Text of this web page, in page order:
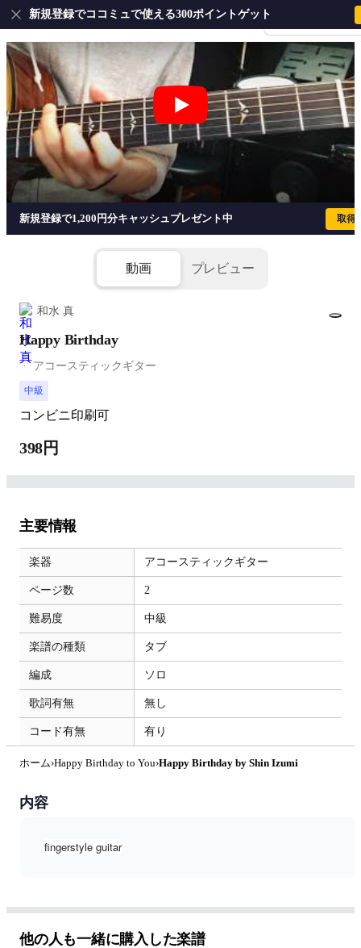
会員登録・ログイ
新規登録でココミュで使える300ポイントゲット
Happy Birthday
新規登録で1,200円分キャッシュプレゼント中 取得
動画 プレビュー
和水 真
Happy Birthday
アコースティックギター
中級
コンビニ印刷可
398円
主要情報
楽器 アコースティックギター
ページ数 2
難易度 中級
楽譜の種類 タブ
編成 ソロ
歌詞有無 無し
コード有無 有り
ホーム›Happy Birthday to You›Happy Birthday by Shin Izumi
内容
fingerstyle guitar
他の人も一緒に購入した楽譜